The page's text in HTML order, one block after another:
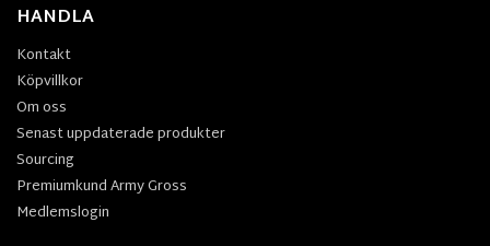
HANDLA
Kontakt
Köpvillkor
Om oss
Senast uppdaterade produkter
Sourcing
Premiumkund Army Gross
Medlemslogin